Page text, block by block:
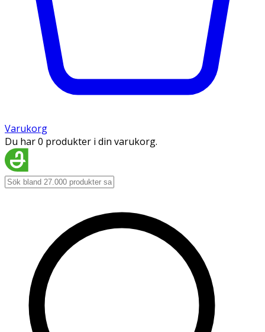
Varukorg
Du har 0 produkter i din varukorg.